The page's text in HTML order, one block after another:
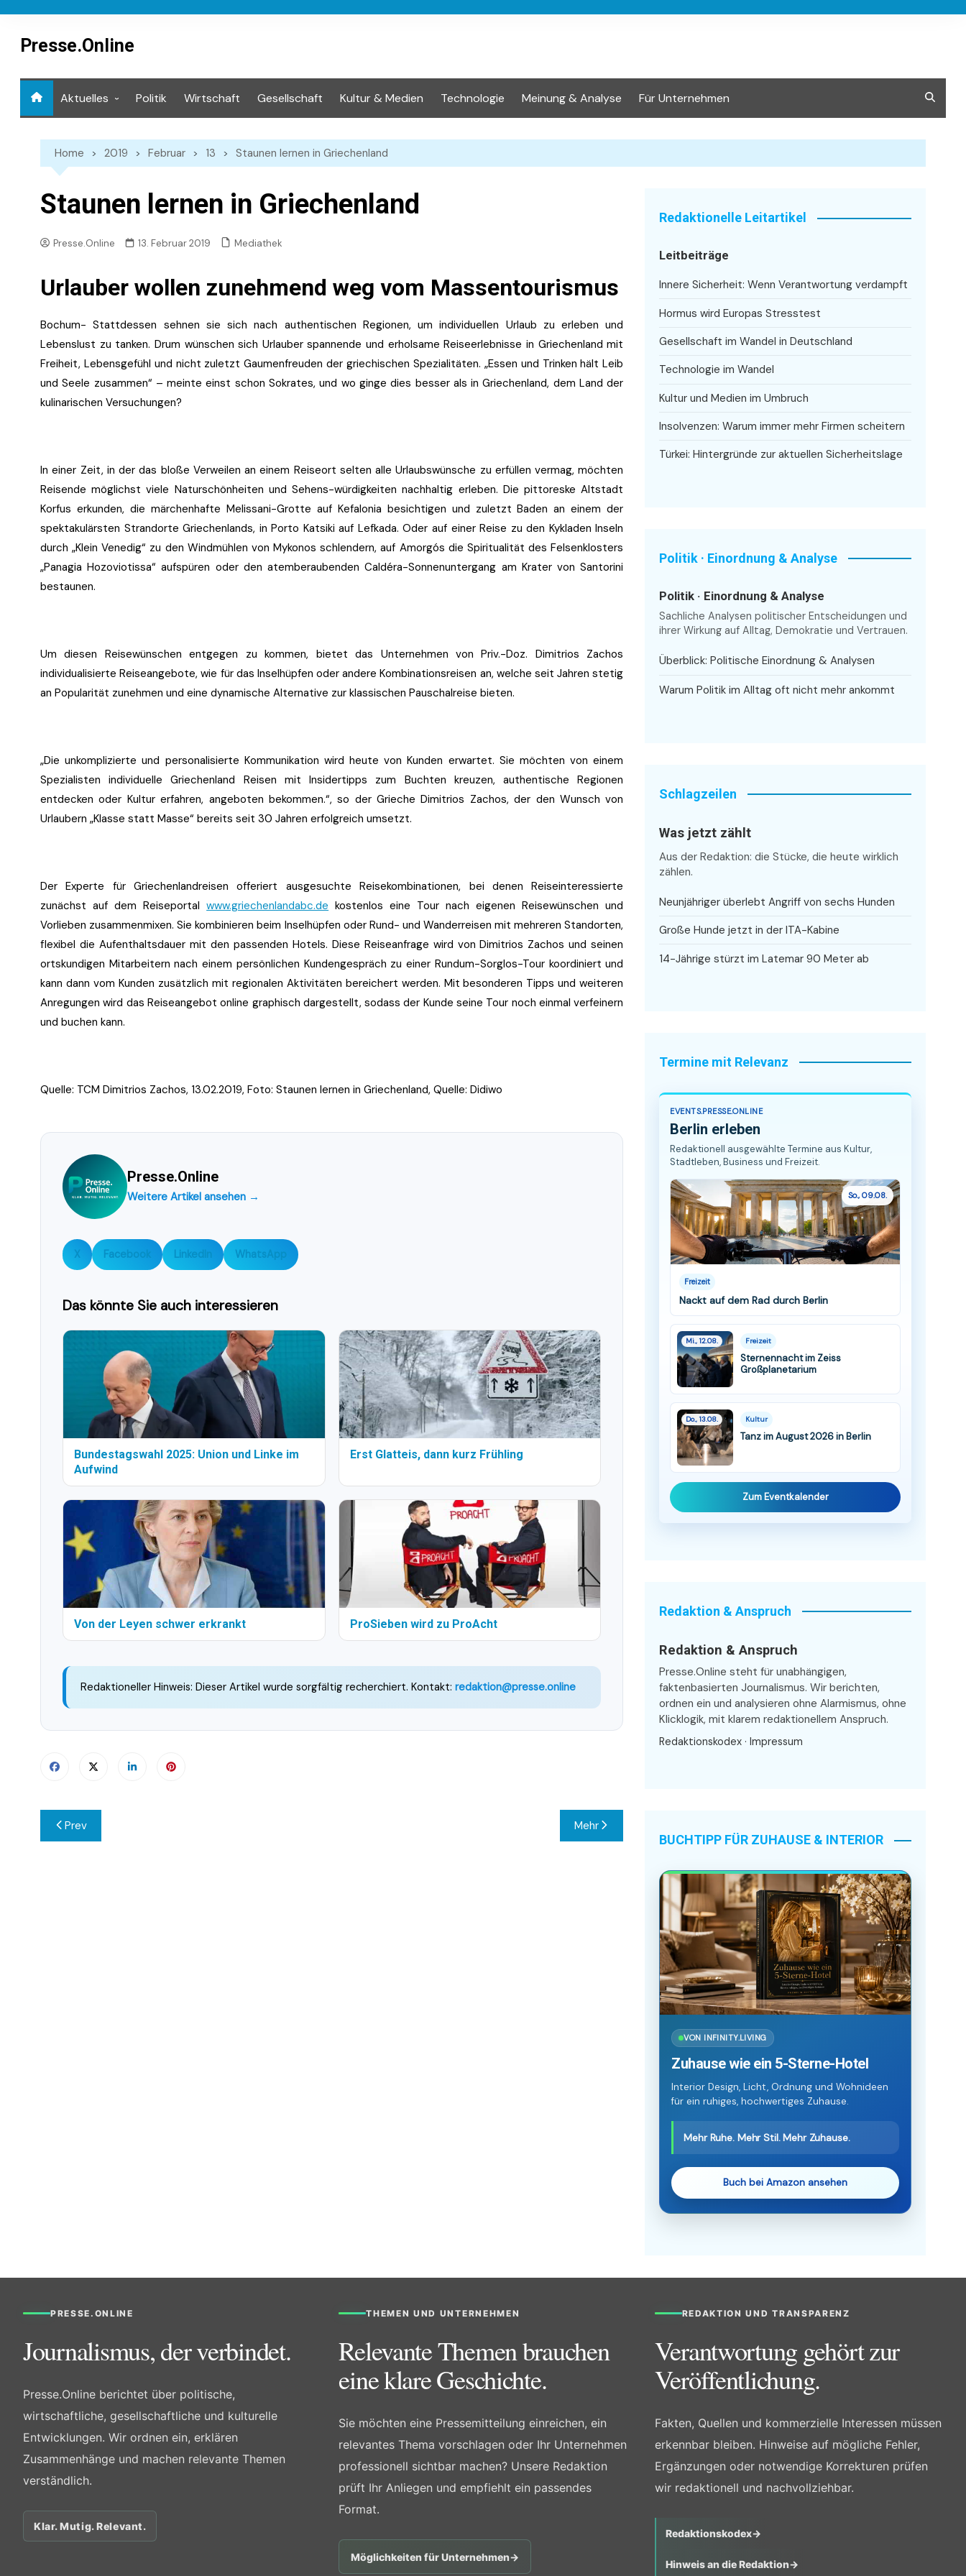
contentPresse.Online
Aktuelles Politik Wirtschaft Gesellschaft Kultur & Medien Technologie Meinung & Analyse Für Unternehmen
Home 2019 Februar 13 Staunen lernen in Griechenland
Staunen lernen in Griechenland
Presse.Online 13. Februar 2019 Mediathek
Urlauber wollen zunehmend weg vom Massentourismus
Bochum- Stattdessen sehnen sie sich nach authentischen Regionen, um individuellen Urlaub zu erleben und
Lebenslust zu tanken. Drum wünschen sich Urlauber spannende und erholsame Reiseerlebnisse in Griechenland mit
Freiheit, Lebensgefühl und nicht zuletzt Gaumenfreuden der griechischen Spezialitäten. „Essen und Trinken hält Leib
und Seele zusammen“ – meinte einst schon Sokrates, und wo ginge dies besser als in Griechenland, dem Land der
kulinarischen Versuchungen?
In einer Zeit, in der das bloße Verweilen an einem Reiseort selten alle Urlaubswünsche zu erfüllen vermag, möchten
Reisende möglichst viele Naturschönheiten und Sehens-würdigkeiten nachhaltig erleben. Die pittoreske Altstadt
Korfus erkunden, die märchenhafte Melissani-Grotte auf Kefalonia besichtigen und zuletzt Baden an einem der
spektakulärsten Strandorte Griechenlands, in Porto Katsiki auf Lefkada. Oder auf einer Reise zu den Kykladen Inseln
durch „Klein Venedig“ zu den Windmühlen von Mykonos schlendern, auf Amorgós die Spiritualität des Felsenklosters
„Panagia Hozoviotissa“ aufspüren oder den atemberaubenden Caldéra-Sonnenuntergang am Krater von Santorini
bestaunen.
Um diesen Reisewünschen entgegen zu kommen, bietet das Unternehmen von Priv.-Doz. Dimitrios Zachos
individualisierte Reiseangebote, wie für das Inselhüpfen oder andere Kombinationsreisen an, welche seit Jahren stetig
an Popularität zunehmen und eine dynamische Alternative zur klassischen Pauschalreise bieten.
„Die unkomplizierte und personalisierte Kommunikation wird heute von Kunden erwartet. Sie möchten von einem
Spezialisten individuelle Griechenland Reisen mit Insidertipps zum Buchten kreuzen, authentische Regionen
entdecken oder Kultur erfahren, angeboten bekommen.“, so der Grieche Dimitrios Zachos, der den Wunsch von
Urlaubern „Klasse statt Masse“ bereits seit 30 Jahren erfolgreich umsetzt.
Der Experte für Griechenlandreisen offeriert ausgesuchte Reisekombinationen, bei denen Reiseinteressierte
zunächst auf dem Reiseportalwww.griechenlandabc.de kostenlos eine Tour nach eigenen Reisewünschen und
Vorlieben zusammenmixen. Sie kombinieren beim Inselhüpfen oder Rund- und Wanderreisen mit mehreren Standorten,
flexibel die Aufenthaltsdauer mit den passenden Hotels. Diese Reiseanfrage wird von Dimitrios Zachos und seinen
ortskundigen Mitarbeitern nach einem persönlichen Kundengespräch zu einer Rundum-Sorglos-Tour koordiniert und
kann dann vom Kunden zusätzlich mit regionalen Aktivitäten bereichert werden. Mit besonderen Tipps und weiteren
Anregungen wird das Reiseangebot online graphisch dargestellt, sodass der Kunde seine Tour noch einmal verfeinern
und buchen kann.
Quelle: TCM Dimitrios Zachos, 13.02.2019, Foto: Staunen lernen in Griechenland, Quelle: Didiwo
Presse.Online
Weitere Artikel ansehen →
X Facebook LinkedIn WhatsApp
Das könnte Sie auch interessieren
Bundestagswahl 2025: Union und Linke im
Aufwind
Erst Glatteis, dann kurz Frühling
Von der Leyen schwer erkrankt ProSieben wird zu ProAcht
Redaktioneller Hinweis: Dieser Artikel wurde sorgfältig recherchiert. Kontakt: redaktion@presse.online
Beitragsnavigation
Prev Mehr
Redaktionelle Leitartikel
Leitbeiträge
Innere Sicherheit: Wenn Verantwortung verdampft
Hormus wird Europas Stresstest
Gesellschaft im Wandel in Deutschland
Technologie im Wandel
Kultur und Medien im Umbruch
Insolvenzen: Warum immer mehr Firmen scheitern
Türkei: Hintergründe zur aktuellen Sicherheitslage
Politik · Einordnung & Analyse
Politik · Einordnung & Analyse
Sachliche Analysen politischer Entscheidungen und
ihrer Wirkung auf Alltag, Demokratie und Vertrauen.
Überblick: Politische Einordnung & Analysen
Warum Politik im Alltag oft nicht mehr ankommt
Schlagzeilen
Was jetzt zählt
Aus der Redaktion: die Stücke, die heute wirklich
zählen.
Neunjähriger überlebt Angriff von sechs Hunden
Große Hunde jetzt in der ITA-Kabine
14-Jährige stürzt im Latemar 90 Meter ab
Termine mit Relevanz
EVENTS.PRESSE.ONLINE
Berlin erleben
Redaktionell ausgewählte Termine aus Kultur,
Stadtleben, Business und Freizeit.
So., 09.08.
Freizeit
Nackt auf dem Rad durch Berlin
Mi., 12.08. Freizeit
Sternennacht im Zeiss
Großplanetarium
Do., 13.08. Kultur
Tanz im August 2026 in Berlin
Zum Eventkalender
Redaktion & Anspruch
Redaktion & Anspruch
Presse.Online steht für unabhängigen,
faktenbasierten Journalismus. Wir berichten,
ordnen ein und analysieren ohne Alarmismus, ohne
Klicklogik, mit klarem redaktionellem Anspruch.
Redaktionskodex · Impressum
BUCHTIPP FÜR ZUHAUSE & INTERIOR
VON INFINITY.LIVING
Zuhause wie ein 5-Sterne-Hotel
Interior Design, Licht, Ordnung und Wohnideen
für ein ruhiges, hochwertiges Zuhause.
Mehr Ruhe. Mehr Stil. Mehr Zuhause.
Buch bei Amazon ansehen
PRESSE.ONLINE
Journalismus, der verbindet.
Presse.Online berichtet über politische,
wirtschaftliche, gesellschaftliche und kulturelle
Entwicklungen. Wir ordnen ein, erklären
Zusammenhänge und machen relevante Themen
verständlich.
Klar. Mutig. Relevant.
THEMEN UND UNTERNEHMEN
Relevante Themen brauchen
eine klare Geschichte.
Sie möchten eine Pressemitteilung einreichen, ein
relevantes Thema vorschlagen oder Ihr Unternehmen
professionell sichtbar machen? Unsere Redaktion
prüft Ihr Anliegen und empfiehlt ein passendes
Format.
Möglichkeiten für Unternehmen→
REDAKTION UND TRANSPARENZ
Verantwortung gehört zur
Veröffentlichung.
Fakten, Quellen und kommerzielle Interessen müssen
erkennbar bleiben. Hinweise auf mögliche Fehler,
Ergänzungen oder notwendige Korrekturen prüfen
wir redaktionell und nachvollziehbar.
Redaktionskodex→
Hinweis an die Redaktion→